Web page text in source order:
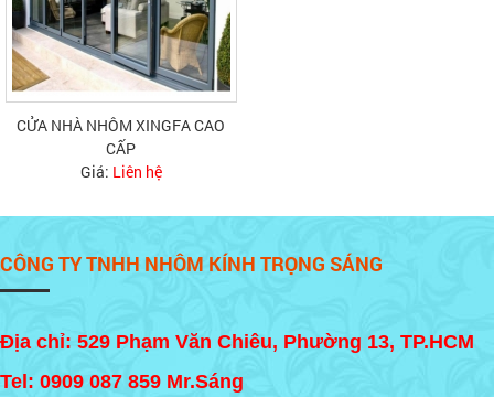
CỬA NHÀ NHÔM XINGFA CAO
CẤP
Giá: Liên hệ
CÔNG TY TNHH NHÔM KÍNH TRỌNG SÁNG
Địa chỉ: 529 Phạm Văn Chiêu, Phường 13, TP.HCM
Tel: 0909 087 859 Mr.Sáng